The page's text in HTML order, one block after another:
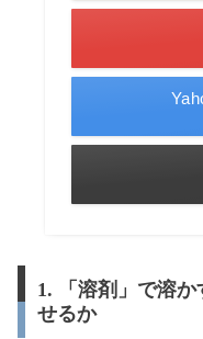
1. 「溶剤」で溶
せるか